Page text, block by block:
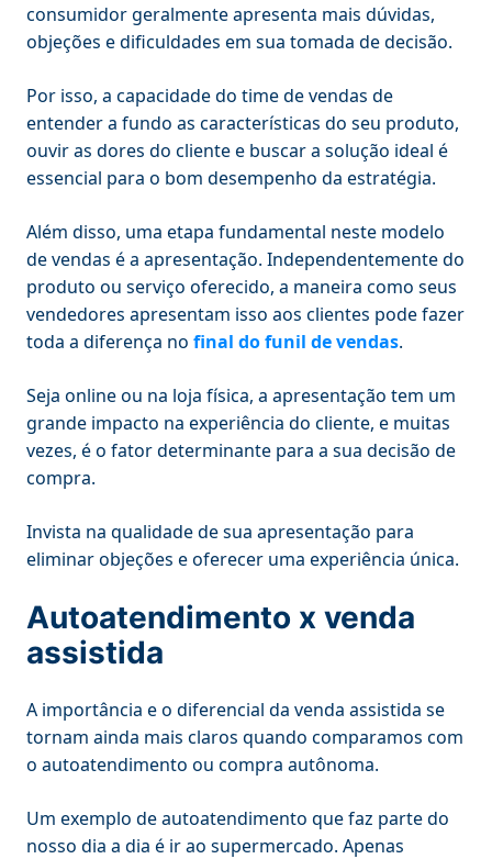
consumidor geralmente apresenta mais dúvidas,
objeções e dificuldades em sua tomada de decisão.
Por isso, a capacidade do time de vendas de
entender a fundo as características do seu produto,
ouvir as dores do cliente e buscar a solução ideal é
essencial para o bom desempenho da estratégia.
Além disso, uma etapa fundamental neste modelo
de vendas é a apresentação. Independentemente do
produto ou serviço oferecido, a maneira como seus
vendedores apresentam isso aos clientes pode fazer
toda a diferença no final do funil de vendas.
Seja online ou na loja física, a apresentação tem um
grande impacto na experiência do cliente, e muitas
vezes, é o fator determinante para a sua decisão de
compra.
Invista na qualidade de sua apresentação para
eliminar objeções e oferecer uma experiência única.
Autoatendimento x venda
assistida
A importância e o diferencial da venda assistida se
tornam ainda mais claros quando comparamos com
o autoatendimento ou compra autônoma.
Um exemplo de autoatendimento que faz parte do
nosso dia a dia é ir ao supermercado. Apenas